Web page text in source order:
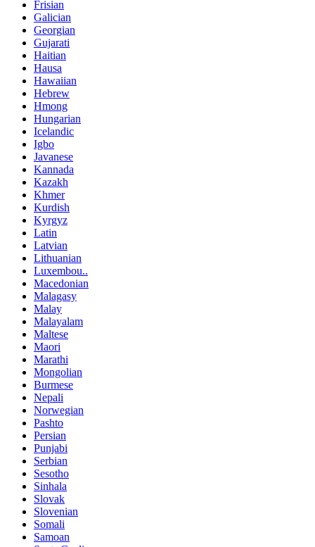
Frisian
Galician
Georgian
Gujarati
Haitian
Hausa
Hawaiian
Hebrew
Hmong
Hungarian
Icelandic
Igbo
Javanese
Kannada
Kazakh
Khmer
Kurdish
Kyrgyz
Latin
Latvian
Lithuanian
Luxembou..
Macedonian
Malagasy
Malay
Malayalam
Maltese
Maori
Marathi
Mongolian
Burmese
Nepali
Norwegian
Pashto
Persian
Punjabi
Serbian
Sesotho
Sinhala
Slovak
Slovenian
Somali
Samoan